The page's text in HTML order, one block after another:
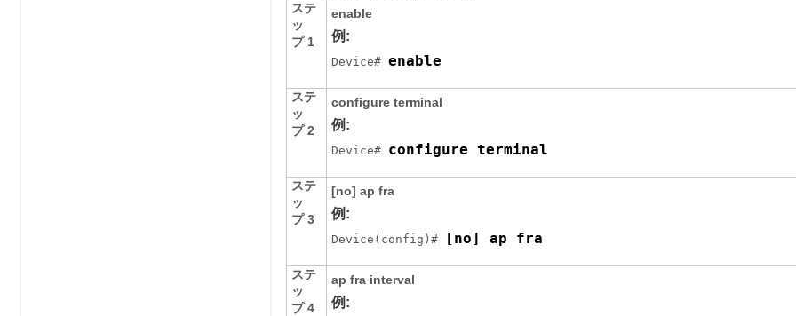
ステ
ッ
プ 1
enable
例:
Device# enable
ステ
ッ
プ 2
configure terminal
例:
Device# configure terminal
ステ
ッ
プ 3
[no] ap fra
例:
Device (config)# [no] ap fra
ステ
ッ
プ 4
ap fra interval
例: